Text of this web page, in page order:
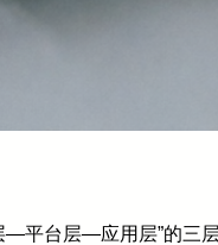
平台层—应用层”的三